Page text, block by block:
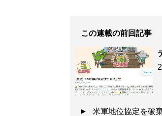
この連載の前回記事
米軍地位協定を破